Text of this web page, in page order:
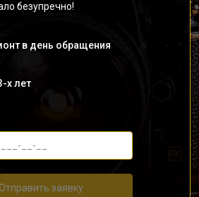
безупречно!
в день обращения
х лет
Отправить заявку